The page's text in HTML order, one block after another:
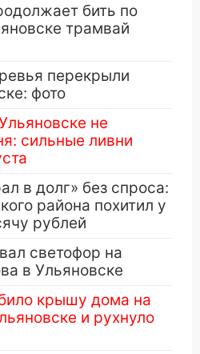
бить по
трамвай
перекрыли
фото
не
сильные ливни
в долг» без спроса:
района похитил у
рублей
светофор на
в Ульяновске
крышу дома на
и рухнуло